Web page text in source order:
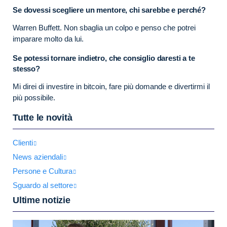
Se dovessi scegliere un mentore, chi sarebbe e perché?
Warren Buffett. Non sbaglia un colpo e penso che potrei
imparare molto da lui.
Se potessi tornare indietro, che consiglio daresti a te
stesso?
Mi direi di investire in bitcoin, fare più domande e divertirmi il
più possibile.
Tutte le novità
Clienti
News aziendali
Persone e Cultura
Sguardo al settore
Ultime notizie